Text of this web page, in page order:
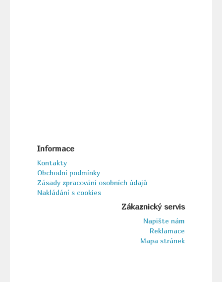
Informace
Kontakty
Obchodní podmínky
Zásady zpracování osobních údajů
Nakládání s cookies
Zákaznický servis
Napište nám
Reklamace
Mapa stránek